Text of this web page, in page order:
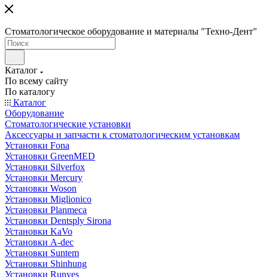
Стоматологическое оборудование и материалы "Техно-Дент"
Каталог
По всему сайту
По каталогу
Каталог
Оборудование
Стоматологические установки
Аксессуары и запчасти к стоматологическим установкам
Установки Fona
Установки GreenMED
Установки Silverfox
Установки Mercury
Установки Woson
Установки Miglionico
Установки Planmeca
Установки Dentsply Sirona
Установки KaVo
Установки A-dec
Установки Suntem
Установки Shinhung
Установки Runyes